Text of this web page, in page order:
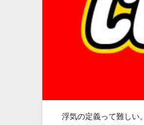
浮気の定義って難しい。